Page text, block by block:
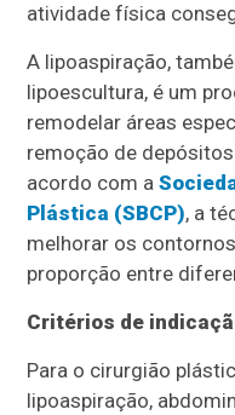
atividade física
A lipoaspiração,
lipoescultura, é um
remodelar áreas
remoção de
acordo com a
Plástica (SBCP), a
melhorar os
proporção entre
Critérios de
Para o cirurgião
lipoaspiração,